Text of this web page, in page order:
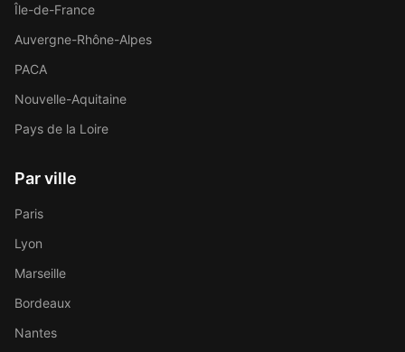
Île-de-France
Auvergne-Rhône-Alpes
PACA
Nouvelle-Aquitaine
Pays de la Loire
Par ville
Paris
Lyon
Marseille
Bordeaux
Nantes